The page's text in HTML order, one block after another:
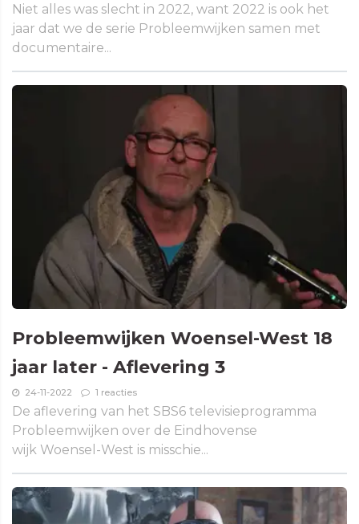
Niet alles was slecht in 2022, want 2022 is ook het
jaar dat we de serie Probleemwijken samen met
documentaire...
Probleemwijken Woensel-West 18
jaar later - Aflevering 3
24-11-2022 1 reacties
De aflevering van het SBS6 televisieprogramma
Probleemwijken over de Eindhovense
wijk Woensel-West is misschie...